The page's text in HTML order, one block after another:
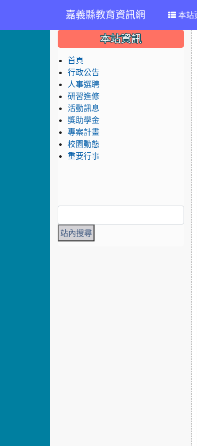
嘉義縣教育資訊網 本站
::: 本站資訊
首頁
行政公告
人事選聘
研習進修
活動訊息
獎助學金
專案計畫
校園動態
重要行事